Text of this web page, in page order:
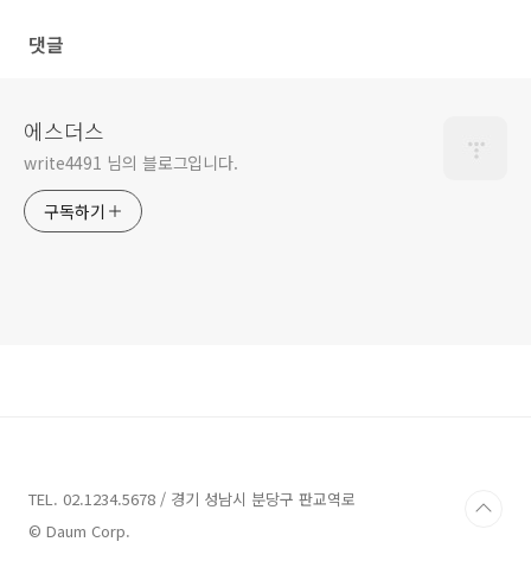
댓글
에스더스
write4491 님의 블로그입니다.
구독하기
TEL. 02.1234.5678 / 경기 성남시 분당구 판교역로
© Daum Corp.